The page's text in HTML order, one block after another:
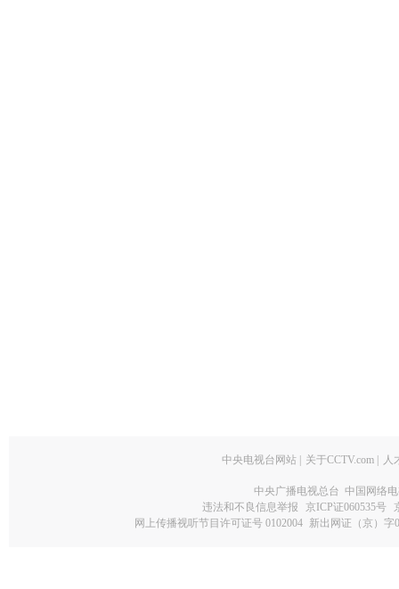
中央电视台网站 关于CCTV.com 人
中央广播电视总台 中国网络
违法和不良信息举报
京ICP证060535号
网上传播视听节目许可证号 0102004 新出网证（京）